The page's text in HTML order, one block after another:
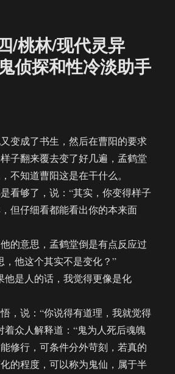
/桃林/现代灵异
侦探和性冷淡助手
成了书生，然后在曹阳的要求
子翻来覆去变了好几遍，孟鹤堂
不知道曹阳这是在干什么。
够了，说：“其实，你变得样子
但仔细看都能看出你的本来面
意思，孟鹤堂倒是有点反应过
，他这个其实不是变化？”
是人的话，我觉得更像是化
说：“你说得有道理，我就觉得
着众人解释道：“鬼为人死后魂魄
修行，可条件分外苛刻，若真的
的程度，可以称为鬼仙，属于半